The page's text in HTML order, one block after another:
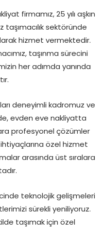
firmamız, 25 yılı aşkın
taşımacılık sektöründe
hizmet vermektedir.
taşınma sürecini
her adımda yanında
deneyimli kadromuz ve
evden eve nakliyatta
profesyonel çözümler
özel hizmet
arasında üst sıralara
teknolojik gelişmeleri
sürekli yeniliyoruz.
taşımak için özel